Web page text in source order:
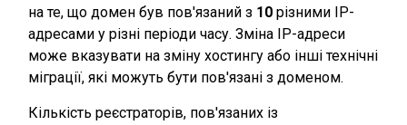
на те, що домен був пов'язаний з 10 різними IP-
адресами у різні періоди часу. Зміна IP-адреси
може вказувати на зміну хостингу або інші технічні
міграції, які можуть бути пов'язані з доменом.
Кількість реєстраторів, пов'язаних із